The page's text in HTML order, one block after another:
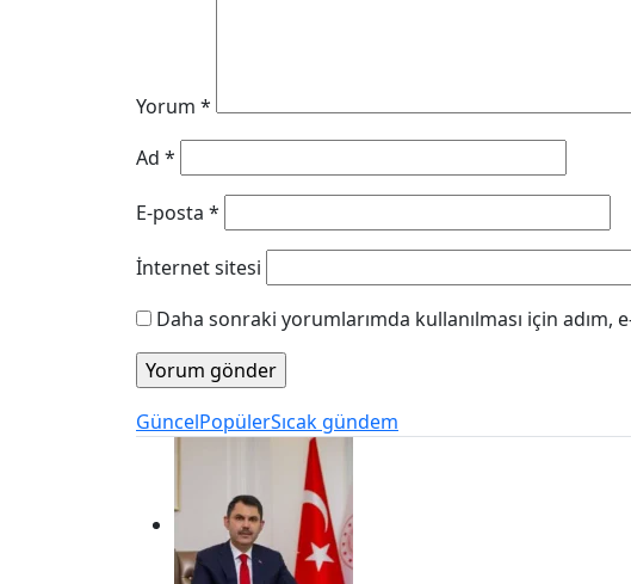
Yorum *
Ad *
E-posta *
İnternet sitesi
Daha sonraki yorumlarımda kullanılması için
GüncelPopülerSıcak gündem